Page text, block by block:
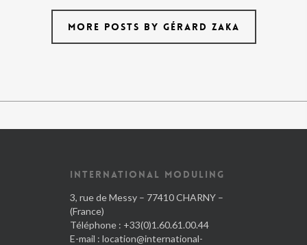
MORE POSTS BY GÉRARD ZAKA
INTERNATIONAL MODULING
3, rue de Messy – 77410 CHARNY –
(France)
Téléphone : +33(0)1.60.61.00.44
E-mail : location@international-